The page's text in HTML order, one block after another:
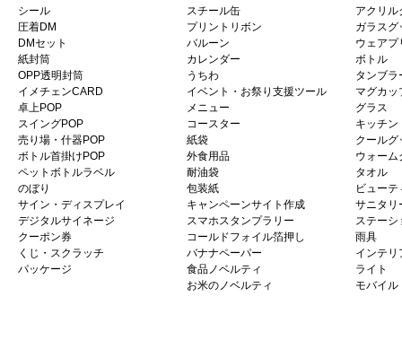
シール
圧着DM
DMセット
紙封筒
OPP透明封筒
イメチェンCARD
卓上POP
スイングPOP
売り場・什器POP
ボトル首掛けPOP
ペットボトルラベル
のぼり
サイン・ディスプレイ
デジタルサイネージ
クーポン券
くじ・スクラッチ
パッケージ
スチール缶
プリントリボン
バルーン
カレンダー
うちわ
イベント・お祭り支援ツール
メニュー
コースター
紙袋
外食用品
耐油袋
包装紙
キャンペーンサイト作成
スマホスタンプラリー
コールドフォイル箔押し
バナナペーパー
食品ノベルティ
お米のノベルティ
アクリル
ガラスグ
ウェアプ
ボトル
タンブラ
マグカッ
グラス
キッチン
クールグ
ウォーム
タオル
ビューテ
サニタリ
ステーシ
雨具
インテリ
ライト
モバイル